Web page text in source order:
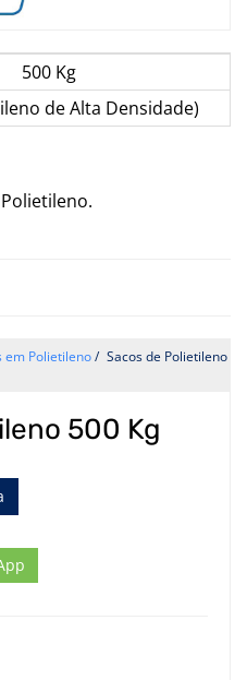
500 Kg
de Alta Densidade)
em Polietileno/ Sacos de Polietileno
500 Kg